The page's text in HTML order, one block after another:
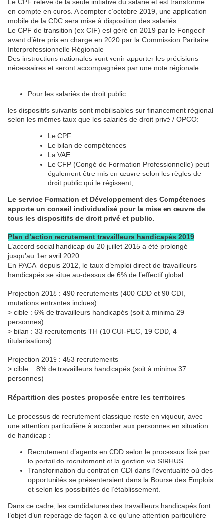
Le CPF relève de la seule initiative du salarié et est transformé
en compte en euros. A compter d’octobre 2019, une application
mobile de la CDC sera mise à disposition des salariés
Le CPF de transition (ex CIF) est géré en 2019 par le Fongecif
avant d’être pris en charge en 2020 par la Commission Paritaire
Interprofessionnelle Régionale
Des instructions nationales vont venir apporter les précisions
nécessaires et seront accompagnées par une note régionale.
Pour les salariés de droit public
les dispositifs suivants sont mobilisables sur financement régional
selon les mêmes taux que les salariés de droit privé / OPCO:
Le CPF
Le bilan de compétences
La VAE
Le CFP (Congé de Formation Professionnelle) peut
également être mis en œuvre selon les règles de
droit public qui le régissent,
Le service Formation et Développement des Compétences
apporte un conseil individualisé pour la mise en œuvre de
tous les dispositifs de droit privé et public.
Plan d’action recrutement travailleurs handicapés 2019
L’accord social handicap du 20 juillet 2015 a été prolongé
jusqu’au 1er avril 2020.
En PACA depuis 2012, le taux d’emploi direct de travailleurs
handicapés se situe au-dessus de 6% de l’effectif global.
Projection 2018 : 490 recrutements (400 CDD et 90 CDI,
mutations entrantes inclues)
> cible : 6% de travailleurs handicapés (soit à minima 29
personnes).
> bilan : 33 recrutements TH (10 CUI-PEC, 19 CDD, 4
titularisations)
Projection 2019 : 453 recrutements
> cible : 8% de travailleurs handicapés (soit à minima 37
personnes)
Répartition des postes proposée entre les territoires
Le processus de recrutement classique reste en vigueur, avec
une attention particulière à accorder aux personnes en situation
de handicap :
Recrutement d’agents en CDD selon le processus fixé par
le portail de recrutement et la gestion via SIRHUS.
Transformation du contrat en CDI dans l’éventualité où des
opportunités se présenteraient dans la Bourse des Emplois
et selon les possibilités de l’établissement.
Dans ce cadre, les candidatures des travailleurs handicapés font
l’objet d’un repérage de façon à ce qu’une attention particulière